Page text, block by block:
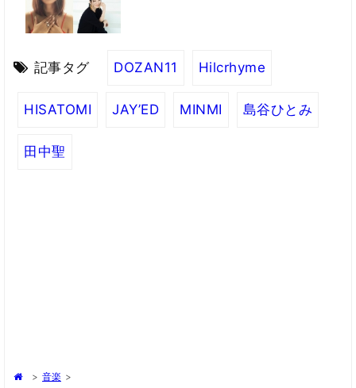
記事タグ DOZAN11 Hilcrhyme
HISATOMI JAY’ED MINMI 島谷ひとみ
田中聖
> 音楽 >